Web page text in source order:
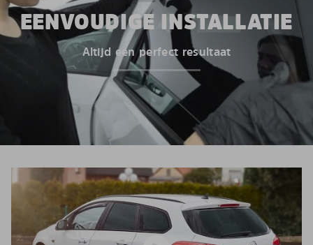
EENVOUDIGE INSTALLATIE
Altijd een perfect resultaat